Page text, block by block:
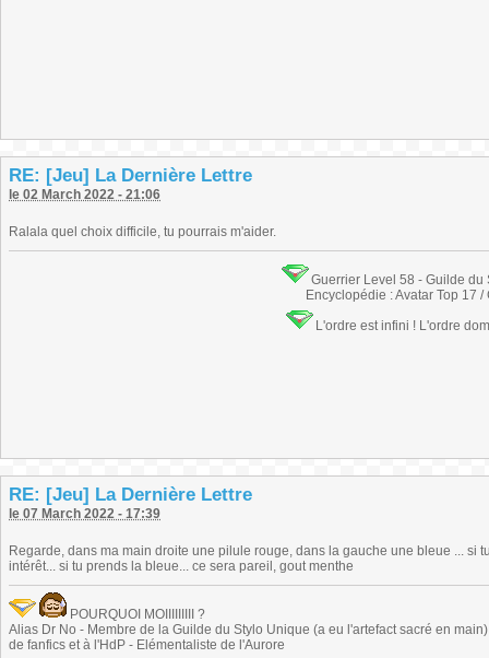
RE: [Jeu] La Dernière Lettre
le 02 March 2022 - 21:06
Ralala quel choix difficile, tu pourrais m'aider.
Guerrier Level 58 - Guilde
Encyclopédie : Avatar Top 17 /
L'ordre est infini ! L'ordre
RE: [Jeu] La Dernière Lettre
le 07 March 2022 - 17:39
Regarde, dans ma main droite une pilule rouge, dans la gauche une bleue ... si
intérêt... si tu prends la bleue... ce sera pareil, gout menthe
POURQUOI MOIIIIIIIII ?
Alias Dr No - Membre de la Guilde du Stylo Unique (a eu l'artefact sacré en
de fanfics et à l'HdP - Elémentaliste de l'Aurore